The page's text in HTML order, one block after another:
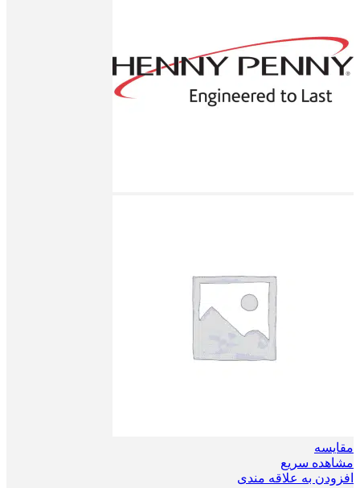
مقایسه
مشاهده سریع
افزودن به علاقه مندی